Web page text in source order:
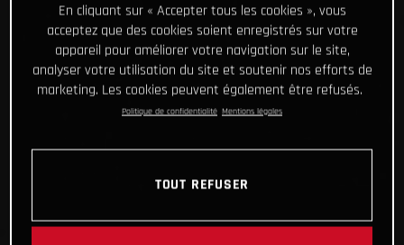
En cliquant sur « Accepter tous les cookies », vous
acceptez que des cookies soient enregistrés sur votre
appareil pour améliorer votre navigation sur le site,
analyser votre utilisation du site et soutenir nos efforts de
marketing. Les cookies peuvent également être refusés.
Politique de confidentialité Mentions légales
TOUT REFUSER